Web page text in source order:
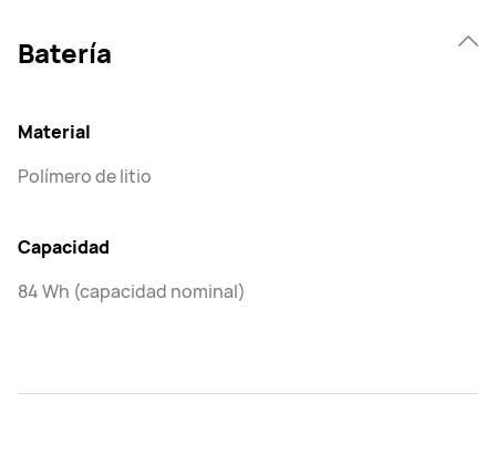
Batería
Material
Polímero de litio
Capacidad
84 Wh (capacidad nominal)